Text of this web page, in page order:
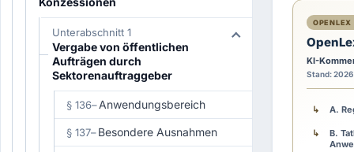
Unterabschnitt 1
Vergabe von öffentlichen
Aufträgen durch
Sektorenauftraggeber
§ 136–Anwendungsbereich
§ 137–Besondere Ausnahmen
e
n
f
ü
d
OPENLEX
KI-
Stand: 2026
A.
B.